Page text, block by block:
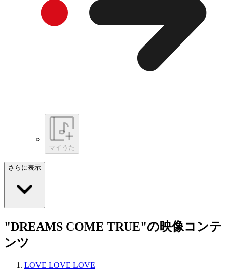
マイうた
さらに表示
"DREAMS COME TRUE"の映像コンテ
ンツ
LOVE LOVE LOVE